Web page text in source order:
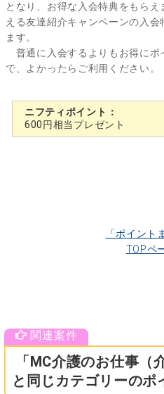
となり、お得な入会特典をもら
える友達紹介キャンペーンの入
ます。
普通に入会するよりもお得にポ
で、よかったらご利用ください。
ニフティポイント：
600円相当プレゼント
「ポイント
TOPペ
「MC介護のお仕事（
と同じカテゴリーのポ